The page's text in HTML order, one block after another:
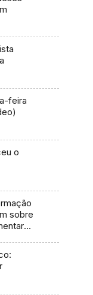
feira
o
sobre